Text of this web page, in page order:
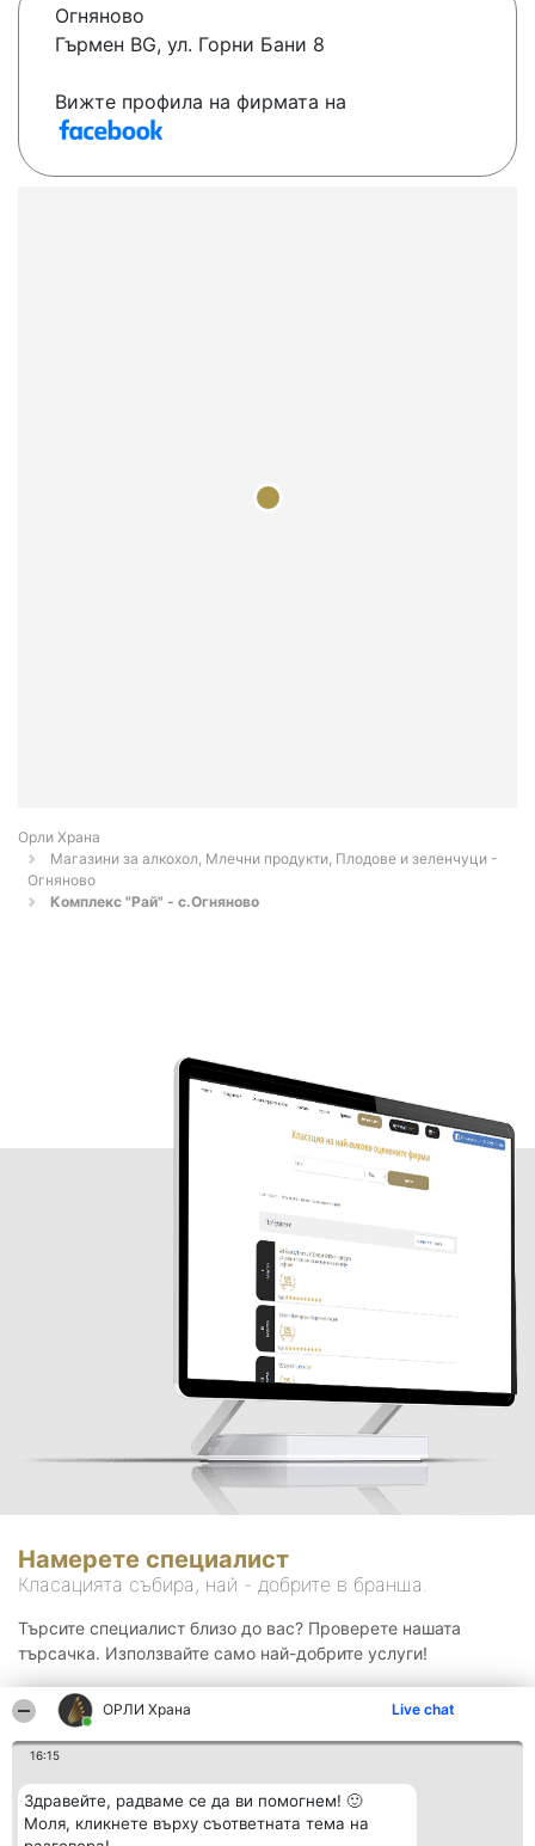
ОРЛИ Храна Live chat
16:15
Здравейте, радваме се да ви помогнем! 🙂
Моля, кликнете върху съответната тема на
Огняново
Гърмен BG, ул. Горни Бани 8
Вижте профила на фирмата на
Орли Храна
Магазини за алкохол, Млечни продукти, Плодове и зеленчуци -
Огняново
Комплекс "Рай" - с.Огняново
Намерете специалист
Класацията събира, най - добрите в бранша.
Търсите специалист близо до вас? Проверете нашата
търсачка. Използвайте само най-добрите услуги!